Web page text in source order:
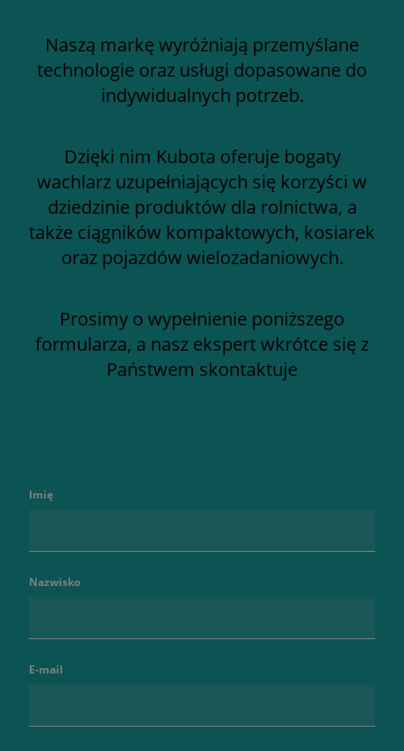
Naszą markę wyróżniają przemyślane
technologie oraz usługi dopasowane do
indywidualnych potrzeb.
Dzięki nim Kubota oferuje bogaty
wachlarz uzupełniających się korzyści w
dziedzinie produktów dla rolnictwa, a
także ciągników kompaktowych, kosiarek
oraz pojazdów wielozadaniowych.
Prosimy o wypełnienie poniższego
formularza, a nasz ekspert wkrótce się z
Państwem skontaktuje
Imię
Nazwisko
E-mail